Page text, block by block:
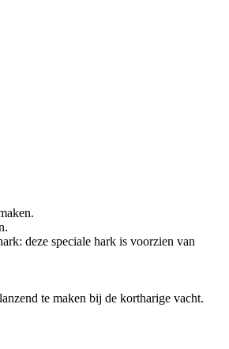
deze speciale hark is voorzien van
te maken bij de kortharige vacht.